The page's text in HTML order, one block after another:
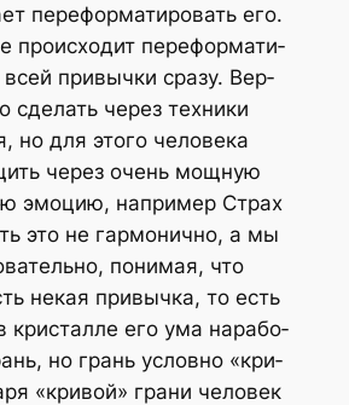
пере­фор­ма­ти­ро­вать его.
про­ис­хо­дит пере­фор­ма­ти­
всей при­выч­ки сра­зу. Вер­
сде­лать через тех­ни­ки
но для это­го чело­ве­ка
через очень мощ­ную
эмо­цию, напри­мер Страх
это не гар­мо­нич­но, а мы
пони­мая, что
некая при­выч­ка, то есть
кри­стал­ле его ума нара­бо­
но грань услов­но «кри­
«кри­вой» гра­ни чело­век